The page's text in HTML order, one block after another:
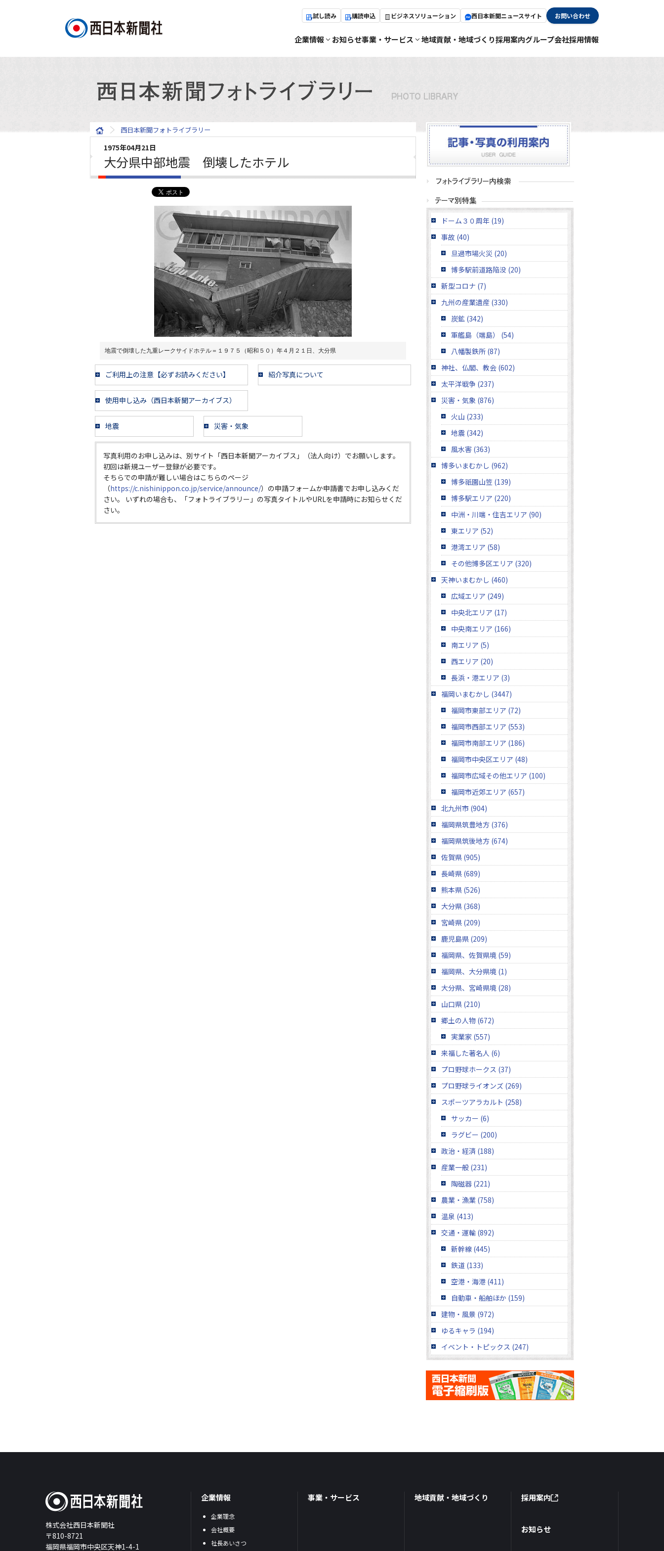
試し読み 購読申込 ビジネスソリューション 西日本新聞ニュースサイト お問い合わせ
企業情報 お知らせ事業・サービス 地域貢献・地域づくり採用案内グループ会社採用情報
西日本新聞フォトライブラリー
1975年04月21日
大分県中部地震 倒壊したホテル
地震で倒壊した九重レークサイドホテル＝１９７５（昭和５０）年４月２１日、大分県
ご利用上の注意【必ずお読みください】 紹介写真について
使用申し込み（西日本新聞アーカイブス）
地震 災害・気象
写真利用のお申し込みは、別サイト「西日本新聞アーカイブス」（法人向け）でお願いします。
初回は新規ユーザー登録が必要です。
そちらでの申請が難しい場合はこちらのページ
（https://c.nishinippon.co.jp/service/announce/）の申請フォームか申請書でお申し込みくだ
さい。 いずれの場合も、「フォトライブラリー」の写真タイトルやURLを申請時にお知らせくだ
さい。
ドーム３０周年 (19)
事故 (40)
旦過市場火災 (20)
博多駅前道路陥没 (20)
新型コロナ (7)
九州の産業遺産 (330)
炭鉱 (342)
軍艦島（端島） (54)
八幡製鉄所 (87)
神社、仏閣、教会 (602)
太平洋戦争 (237)
災害・気象 (876)
火山 (233)
地震 (342)
風水害 (363)
博多いまむかし (962)
博多祇園山笠 (139)
博多駅エリア (220)
中洲・川端・住吉エリア (90)
東エリア (52)
港湾エリア (58)
その他博多区エリア (320)
天神いまむかし (460)
広域エリア (249)
中央北エリア (17)
中央南エリア (166)
南エリア (5)
西エリア (20)
長浜・港エリア (3)
福岡いまむかし (3447)
福岡市東部エリア (72)
福岡市西部エリア (553)
福岡市南部エリア (186)
福岡市中央区エリア (48)
福岡市広域その他エリア (100)
福岡市近郊エリア (657)
北九州市 (904)
福岡県筑豊地方 (376)
福岡県筑後地方 (674)
佐賀県 (905)
長崎県 (689)
熊本県 (526)
大分県 (368)
宮崎県 (209)
鹿児島県 (209)
福岡県、佐賀県境 (59)
福岡県、大分県境 (1)
大分県、宮崎県境 (28)
山口県 (210)
郷土の人物 (672)
実業家 (557)
来福した著名人 (6)
プロ野球ホークス (37)
プロ野球ライオンズ (269)
スポーツアラカルト (258)
サッカー (6)
ラグビー (200)
政治・経済 (188)
産業一般 (231)
陶磁器 (221)
農業・漁業 (758)
温泉 (413)
交通・運輸 (892)
新幹線 (445)
鉄道 (133)
空港・海港 (411)
自動車・船舶ほか (159)
建物・風景 (972)
ゆるキャラ (194)
イベント・トピックス (247)
株式会社西日本新聞社
〒810-8721
福岡県福岡市中央区天神1-4-1
企業情報
企業理念
会社概要
社長あいさつ
事業・サービス 地域貢献・地域づくり 採用案内
お知らせ